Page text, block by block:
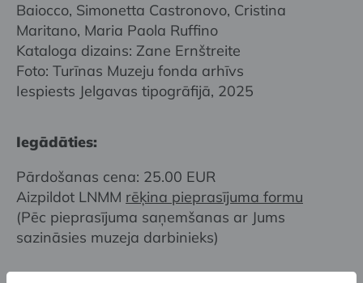
Baiocco, Simonetta Castronovo, Cristina
Maritano, Maria Paola Ruffino
Kataloga dizains: Zane Ernštreite
Foto: Turīnas Muzeju fonda arhīvs
Iespiests Jelgavas tipogrāfijā, 2025
Iegādāties:
Pārdošanas cena: 25.00 EUR
Aizpildot LNMM rēķina pieprasījuma formu
(Pēc pieprasījuma saņemšanas ar Jums
sazināsies muzeja darbinieks)